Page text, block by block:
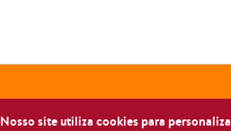
Nosso site utiliza cookies para